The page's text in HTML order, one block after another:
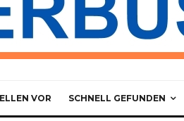
VOR SCHNELL GEFUNDEN